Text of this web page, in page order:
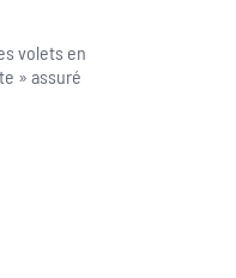
volets en
» assuré